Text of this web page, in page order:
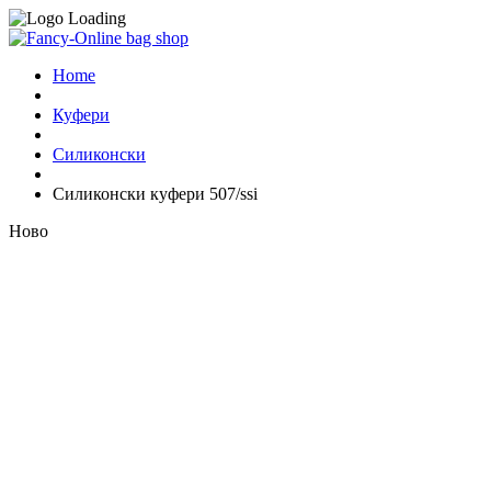
Home
Куфери
Силиконски
Силиконски куфери 507/ssi
Ново